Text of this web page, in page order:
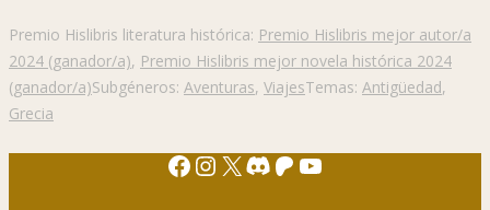
Premio Hislibris literatura histórica: Premio Hislibris mejor autor/a
2024 (ganador/a), Premio Hislibris mejor novela histórica 2024
(ganador/a)Subgéneros: Aventuras, ViajesTemas: Antigüedad,
Grecia
Facebook
Instagram
X Discord
Patreon
YouTube